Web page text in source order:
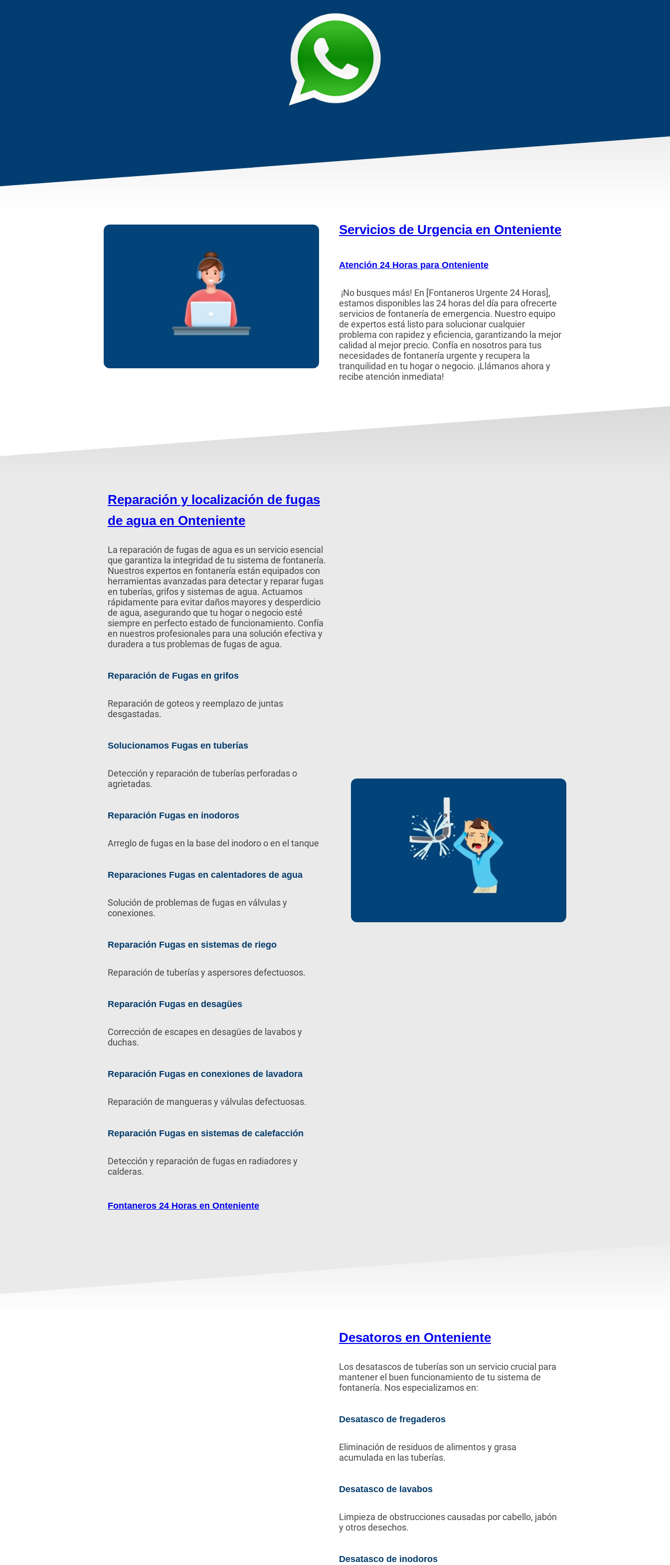
Servicios de Urgencia en Onteniente
Atención 24 Horas para Onteniente
¡No busques más! En [Fontaneros Urgente 24 Horas],
estamos disponibles las 24 horas del día para ofrecerte
servicios de fontanería de emergencia. Nuestro equipo
de expertos está listo para solucionar cualquier
problema con rapidez y eficiencia, garantizando la mejor
calidad al mejor precio. Confía en nosotros para tus
necesidades de fontanería urgente y recupera la
tranquilidad en tu hogar o negocio. ¡Llámanos ahora y
recibe atención inmediata!
Reparación y localización de fugas
de agua en Onteniente
La reparación de fugas de agua es un servicio esencial
que garantiza la integridad de tu sistema de fontanería.
Nuestros expertos en fontanería están equipados con
herramientas avanzadas para detectar y reparar fugas
en tuberías, grifos y sistemas de agua. Actuamos
rápidamente para evitar daños mayores y desperdicio
de agua, asegurando que tu hogar o negocio esté
siempre en perfecto estado de funcionamiento. Confía
en nuestros profesionales para una solución efectiva y
duradera a tus problemas de fugas de agua.
Reparación de Fugas en grifos
Reparación de goteos y reemplazo de juntas
desgastadas.
Solucionamos Fugas en tuberías
Detección y reparación de tuberías perforadas o
agrietadas.
Reparación Fugas en inodoros
Arreglo de fugas en la base del inodoro o en el tanque
Reparaciones Fugas en calentadores de agua
Solución de problemas de fugas en válvulas y
conexiones.
Reparación Fugas en sistemas de riego
Reparación de tuberías y aspersores defectuosos.
Reparación Fugas en desagües
Corrección de escapes en desagües de lavabos y
duchas.
Reparación Fugas en conexiones de lavadora
Reparación de mangueras y válvulas defectuosas.
Reparación Fugas en sistemas de calefacción
Detección y reparación de fugas en radiadores y
calderas.
Fontaneros 24 Horas en Onteniente
Desatoros en Onteniente
Los desatascos de tuberías son un servicio crucial para
mantener el buen funcionamiento de tu sistema de
fontanería. Nos especializamos en:
Desatasco de fregaderos
Eliminación de residuos de alimentos y grasa
acumulada en las tuberías.
Desatasco de lavabos
Limpieza de obstrucciones causadas por cabello, jabón
y otros desechos.
Desatasco de inodoros